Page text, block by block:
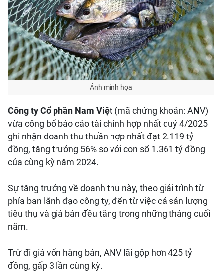
Ảnh minh họa
Công ty Cổ phần Nam Việt (mã chứng khoán: AN V)
vừa công bố báo cáo tài chính hợp nhất quý 4/2025
ghi nhận doanh thu thuần hợp nhất đạt 2.119 tỷ
đồng, tăng trưởng 56% so với con số 1.361 tỷ đồng
của cùng kỳ năm 2024.
Sự tăng trưởng về doanh thu này, theo giải trình từ
phía ban lãnh đạo công ty, đến từ việc cả sản lượng
tiêu thụ và giá bán đều tăng trong những tháng cuối
năm.
Trừ đi giá vốn hàng bán, ANV lãi gộp hơn 425 tỷ
đồng, gấp 3 lần cùng kỳ.